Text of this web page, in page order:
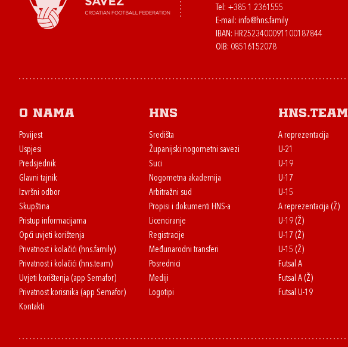
Tel: +385 1 2361555
E-mail: info@hns.family
IBAN: HR2523400091100187844
OIB: 08516152078
O nama
Povijest
Uspjesi
Predsjednik
Glavni tajnik
Izvršni odbor
Skupština
Pristup informacijama
Opći uvjeti korištenja
Privatnost i kolačići (hns.family)
Privatnost i kolačići (hns.team)
Uvjeti korištenja (app Semafor)
Privatnost korisnika (app Semafor)
Kontakti
HNS
Središta
Županijski nogometni savezi
Suci
Nogometna akademija
Arbitražni sud
Propisi i dokumenti HNS-a
Licenciranje
Registracije
Međunarodni transferi
Posrednici
Mediji
Logotipi
HNS.team
A reprezentacija
U-21
U-19
U-17
U-15
A reprezentacija (Ž)
U-19 (Ž)
U-17 (Ž)
U-15 (Ž)
Futsal A
Futsal A (Ž)
Futsal U-19